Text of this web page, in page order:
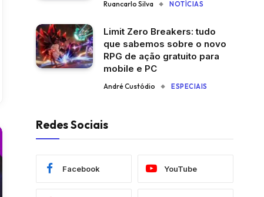
Ruancarlo Silva NOTÍCIAS
Limit Zero Breakers: tudo
que sabemos sobre o novo
RPG de ação gratuito para
mobile e PC
André Custódio ESPECIAIS
Redes Sociais
Facebook YouTube